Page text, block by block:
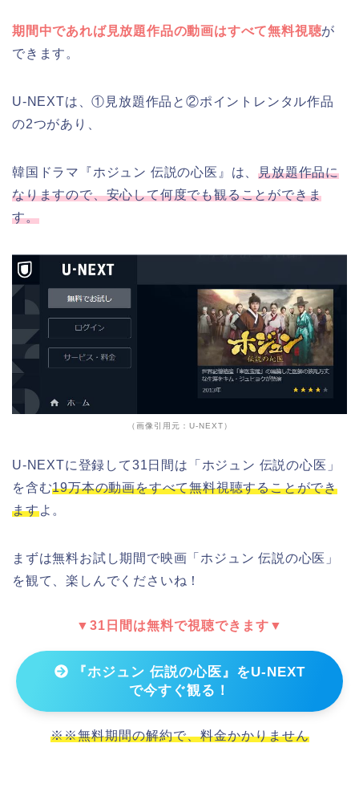
期間中であれば見放題作品の動画はすべて無料視聴が
できます。
U-NEXTは、①見放題作品と②ポイントレンタル作品
の2つがあり、
韓国ドラマ『ホジュン 伝説の心医』は、見放題作品に
なりますので、安心して何度でも観ることができま
す。
（画像引用元：U-NEXT）
U-NEXTに登録して31日間は「ホジュン 伝説の心医」
を含む19万本の動画をすべて無料視聴することができ
ますよ。
まずは無料お試し期間で映画「ホジュン 伝説の心医」
を観て、楽しんでくださいね！
▼31日間は無料で視聴できます▼
『ホジュン 伝説の心医』をU-NEXT
で今すぐ観る！
※※無料期間の解約で、料金かかりません